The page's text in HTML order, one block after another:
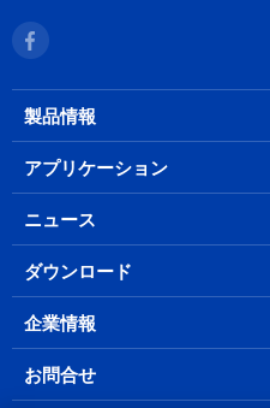
製品情報
アプリケーション
ニュース
ダウンロード
企業情報
お問合せ